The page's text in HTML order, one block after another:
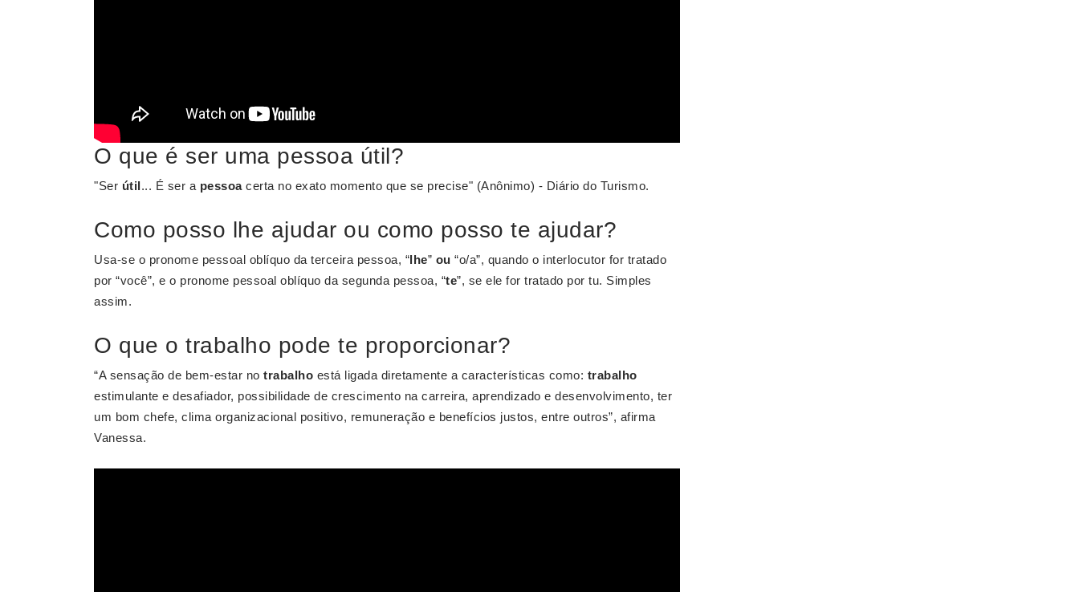
O que é ser uma pessoa útil?
"Ser útil... É ser a pessoacerta no exato momento que se precise" (Anônimo) - Diário do Turismo.
Como posso lhe ajudar ou como posso te ajudar?
Usa-se o pronome pessoal oblíquo da terceira pessoa, “lhe” ou “o/a”, quando o interlocutor for tratado
por “você”, e o pronome pessoal oblíquo da segunda pessoa, “te”, se ele for tratado por tu. Simples
assim.
O que o trabalho pode te proporcionar?
“A sensação de bem-estar no trabalho está ligada diretamente a características como: trabalho
estimulante e desafiador, possibilidade de crescimento na carreira, aprendizado e desenvolvimento, ter
um bom chefe, clima organizacional positivo, remuneração e benefícios justos, entre outros”, afirma
Vanessa.